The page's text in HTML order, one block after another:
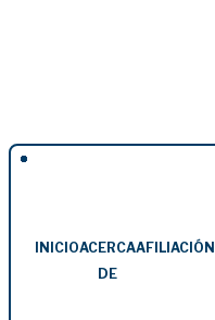
INICIOACERCA
DE
AFILIACIÓN